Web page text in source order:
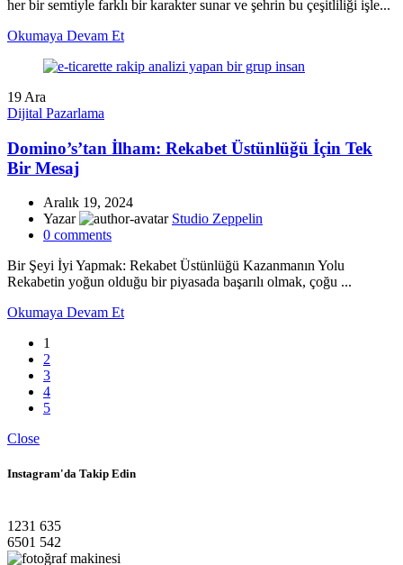
her bir semtiyle farklı bir karakter sunar ve şehrin bu çeşitliliği işle...
Okumaya Devam Et
19 Ara
Dijital Pazarlama
Domino’s’tan İlham: Rekabet Üstünlüğü İçin Tek
Bir Mesaj
Aralık 19, 2024
Yazar
Studio Zeppelin
0 comments
Bir Şeyi İyi Yapmak: Rekabet Üstünlüğü Kazanmanın Yolu
Rekabetin yoğun olduğu bir piyasada başarılı olmak, çoğu ...
Okumaya Devam Et
1
2
3
4
5
Close
Instagram'da Takip Edin
1231 635
6501 542